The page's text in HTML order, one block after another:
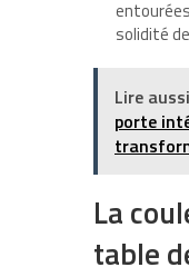
solidité
Lire
porte
La
table